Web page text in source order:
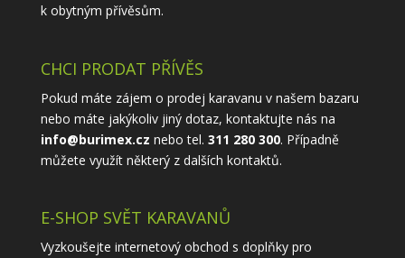
k obytným přívěsům.
CHCI PRODAT PŘÍVĚS
Pokud máte zájem o prodej karavanu v našem bazaru
nebo máte jakýkoliv jiný dotaz, kontaktujte nás na
info@burimex.cz nebo tel. 311 280 300. Případně
můžete využít některý z dalších kontaktů.
E-SHOP SVĚT KARAVANŮ
Vyzkoušejte internetový obchod s doplňky pro